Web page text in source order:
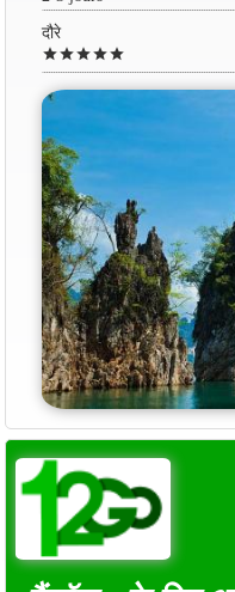
दौरे
starstarstarstarstar